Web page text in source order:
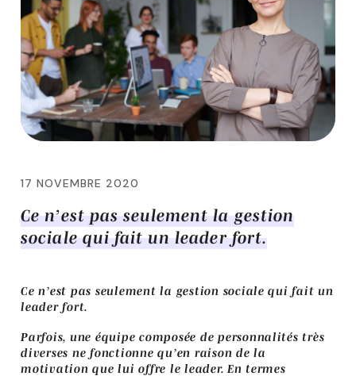
17 NOVEMBRE 2020
Ce n’est pas seulement la gestion
sociale qui fait un leader fort.
Ce n’est pas seulement la gestion sociale qui fait un
leader fort.
Parfois, une équipe composée de personnalités très
diverses ne fonctionne qu’en raison de la
motivation que lui offre le leader. En termes